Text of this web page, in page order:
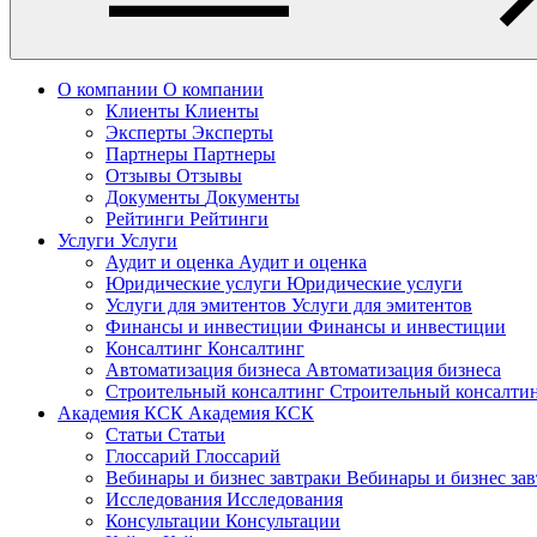
О компании О компании
Клиенты Клиенты
Эксперты Эксперты
Партнеры Партнеры
Отзывы Отзывы
Документы Документы
Рейтинги Рейтинги
Услуги Услуги
Аудит и оценка Аудит и оценка
Юридические услуги Юридические услуги
Услуги для эмитентов Услуги для эмитентов
Финансы и инвестиции Финансы и инвестиции
Консалтинг Консалтинг
Автоматизация бизнеса Автоматизация бизнеса
Строительный консалтинг Строительный
Академия КСК Академия КСК
Статьи Статьи
Глоссарий Глоссарий
Вебинары и бизнес завтраки Вебинары и бизнес
Исследования Исследования
Консультации Консультации